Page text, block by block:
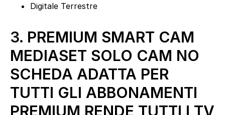
Digitale Terrestre
3. PREMIUM SMART CAM
MEDIASET SOLO CAM NO
SCHEDA ADATTA PER
TUTTI GLI ABBONAMENTI
PREMIUM RENDE TUTTI I TV